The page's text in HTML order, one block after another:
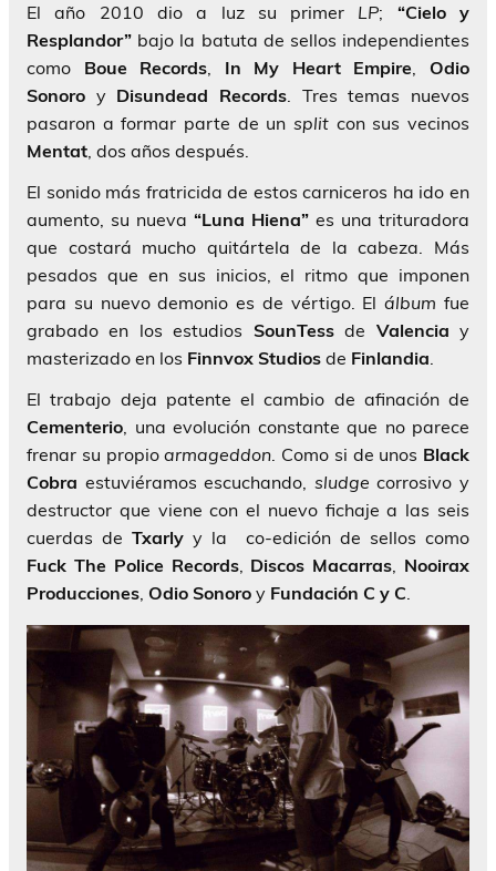
El año 2010 dio a luz su primer LP; “Cielo y
Resplandor” bajo la batuta de sellos independientes
como Boue Records, In My Heart Empire,Odio
Sonoro y Disundead Records. Tres temas nuevos
pasaron a formar parte de un split con sus vecinos
Mentat, dos años después.
El sonido más fratricida de estos carniceros ha ido en
aumento, su nueva “Luna Hiena” es una trituradora
que costará mucho quitártela de la cabeza. Más
pesados que en sus inicios, el ritmo que imponen
para su nuevo demonio es de vértigo. Elálbum fue
grabado en los estudios SounTessde Valencia y
masterizado en los Finnvox Studios de Finlandia.
El trabajo deja patente el cambio de afinación de
Cementerio, una evolución constante que no parece
frenar su propioarmageddon. Como si de unos Black
Cobra estuviéramos escuchando, sludge corrosivo y
destructor que viene con el nuevo fichaje a las seis
cuerdas deTxarly y la co-edición de sellos como
Fuck The Police Records, Discos Macarras, Nooirax
Producciones, Odio Sonoro y Fundación C y C.